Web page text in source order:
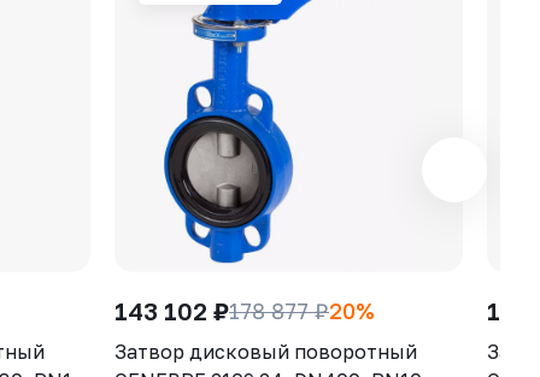
143 102 ₽178 877 ₽20%
Затвор дисковый поворотный
11